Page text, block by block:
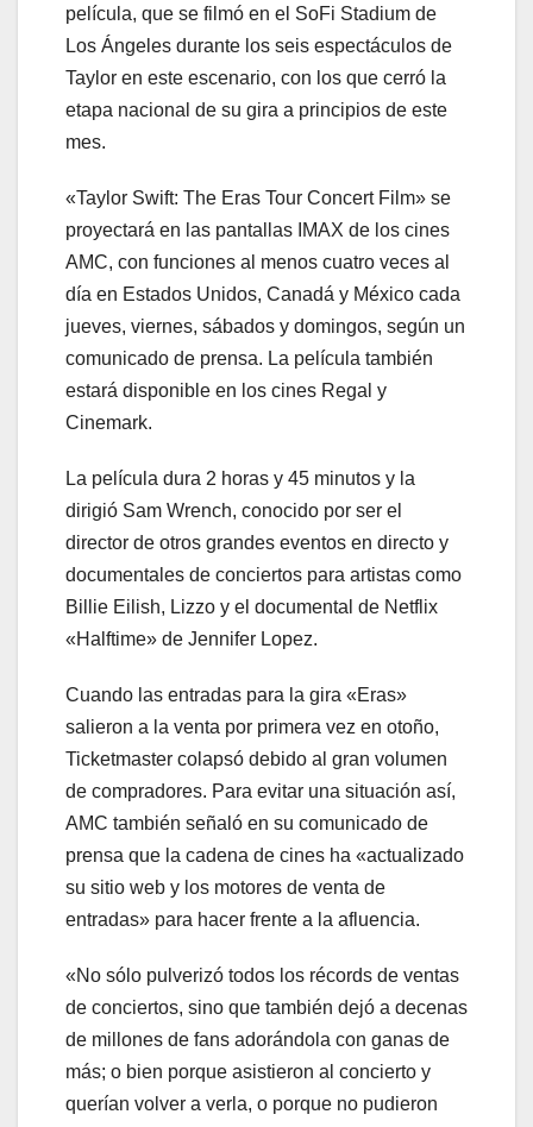
película, que se filmó en el SoFi Stadium de
Los Ángeles durante los seis espectáculos de
Taylor en este escenario, con los que cerró la
etapa nacional de su gira a principios de este
mes.
«Taylor Swift: The Eras Tour Concert Film» se
proyectará en las pantallas IMAX de los cines
AMC, con funciones al menos cuatro veces al
día en Estados Unidos, Canadá y México cada
jueves, viernes, sábados y domingos, según un
comunicado de prensa. La película también
estará disponible en los cines Regal y
Cinemark.
La película dura 2 horas y 45 minutos y la
dirigió Sam Wrench, conocido por ser el
director de otros grandes eventos en directo y
documentales de conciertos para artistas como
Billie Eilish, Lizzo y el documental de Netflix
«Halftime» de Jennifer Lopez.
Cuando las entradas para la gira «Eras»
salieron a la venta por primera vez en otoño,
Ticketmaster colapsó debido al gran volumen
de compradores. Para evitar una situación así,
AMC también señaló en su comunicado de
prensa que la cadena de cines ha «actualizado
su sitio web y los motores de venta de
entradas» para hacer frente a la afluencia.
«No sólo pulverizó todos los récords de ventas
de conciertos, sino que también dejó a decenas
de millones de fans adorándola con ganas de
más; o bien porque asistieron al concierto y
querían volver a verla, o porque no pudieron